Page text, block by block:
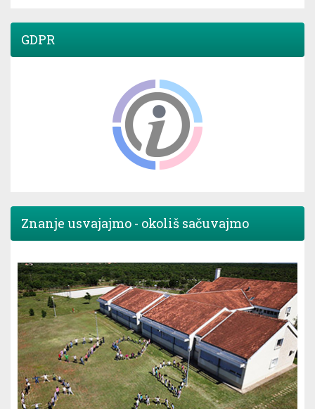
GDPR
Znanje usvajajmo - okoliš sačuvajmo